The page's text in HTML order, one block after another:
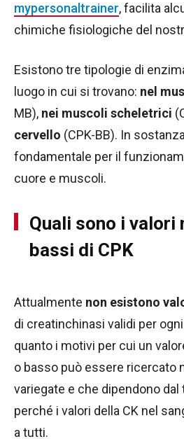
mypersonaltrainer, facilita
chimiche fisiologiche del
Esistono tre tipologie di
luogo in cui si trovano: nel
MB), nei muscoli scheletrici
cervello (CPK-BB). In
fondamentale per il
cuore e muscoli.
Quali sono i valori
bassi di CPK
Attualmente non esistono
di creatinchinasi validi per
quanto i motivi per cui un
o basso può essere ricercato
variegate e che dipendono dal
perché i valori della CK nel
a tutti.